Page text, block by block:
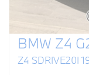
BMW Z4
Z4 SDRIVE20I